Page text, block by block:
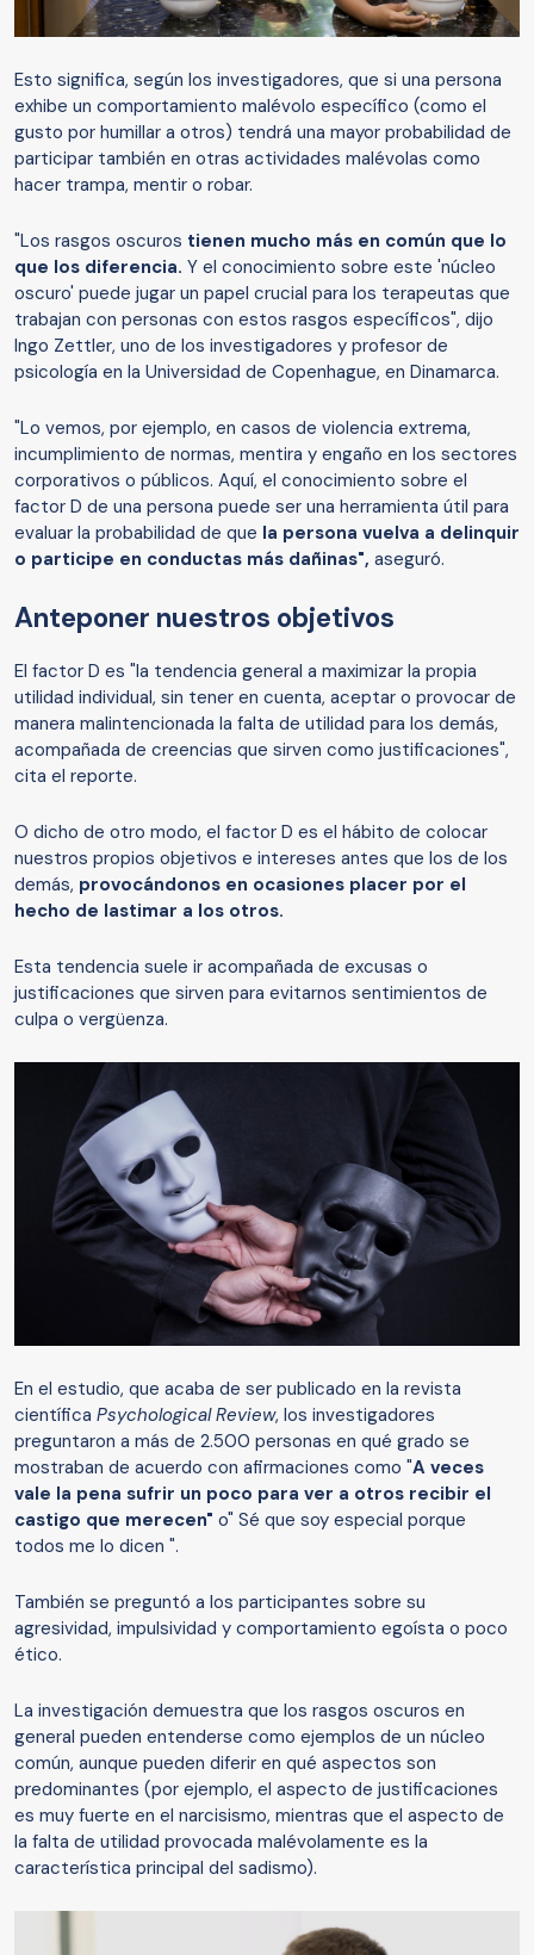
Esto significa, según los investigadores, que si una persona
exhibe un comportamiento malévolo específico (como el
gusto por humillar a otros) tendrá una mayor probabilidad de
participar también en otras actividades malévolas como
hacer trampa, mentir o robar.
"Los rasgos oscuros tienen mucho más en común que lo
que los diferencia. Y el conocimiento sobre este 'núcleo
oscuro' puede jugar un papel crucial para los terapeutas que
trabajan con personas con estos rasgos específicos", dijo
Ingo Zettler, uno de los investigadores y profesor de
psicología en la Universidad de Copenhague, en Dinamarca.
"Lo vemos, por ejemplo, en casos de violencia extrema,
incumplimiento de normas, mentira y engaño en los sectores
corporativos o públicos. Aquí, el conocimiento sobre el
factor D de una persona puede ser una herramienta útil para
evaluar la probabilidad de que la persona vuelva a delinquir
o participe en conductas más dañinas", aseguró.
Anteponer nuestros objetivos
El factor D es "la tendencia general a maximizar la propia
utilidad individual, sin tener en cuenta, aceptar o provocar de
manera malintencionada la falta de utilidad para los demás,
acompañada de creencias que sirven como justificaciones",
cita el reporte.
O dicho de otro modo, el factor D es el hábito de colocar
nuestros propios objetivos e intereses antes que los de los
demás, provocándonos en ocasiones placer por el
hecho de lastimar a los otros.
Esta tendencia suele ir acompañada de excusas o
justificaciones que sirven para evitarnos sentimientos de
culpa o vergüenza.
En el estudio, que acaba de ser publicado en la revista
científica Psychological Review, los investigadores
preguntaron a más de 2.500 personas en qué grado se
mostraban de acuerdo con afirmaciones como "A veces
vale la pena sufrir un poco para ver a otros recibir el
castigo que merecen" o" Sé que soy especial porque
todos me lo dicen ".
También se preguntó a los participantes sobre su
agresividad, impulsividad y comportamiento egoísta o poco
ético.
La investigación demuestra que los rasgos oscuros en
general pueden entenderse como ejemplos de un núcleo
común, aunque pueden diferir en qué aspectos son
predominantes (por ejemplo, el aspecto de justificaciones
es muy fuerte en el narcisismo, mientras que el aspecto de
la falta de utilidad provocada malévolamente es la
característica principal del sadismo).